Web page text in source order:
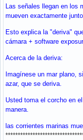
Las señales llegan en
mueven exactamente
Esto explica la "deriva"
cámara + software
Acerca de la deriva:
Imagínese un mar plano,
azar, que se deriva.
Usted toma el corcho en
manera.
las corrientes marinas